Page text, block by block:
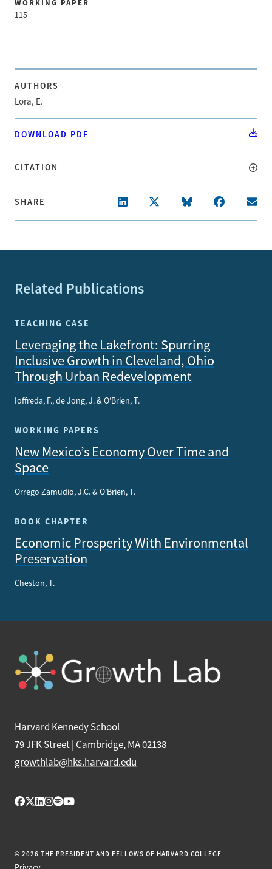
WORKING PAPER
115
AUTHORS
Lora, E.
DOWNLOAD PDF
CITATION
SHARE
Related Publications
TEACHING CASE
Leveraging the Lakefront: Spurring
Inclusive Growth in Cleveland, Ohio
Through Urban Redevelopment
Ioffreda, F., de Jong, J. & O'Brien, T.
WORKING PAPERS
New Mexico’s Economy Over Time and
Space
Orrego Zamudio, J.C. & O'Brien, T.
BOOK CHAPTER
Economic Prosperity With Environmental
Preservation
Cheston, T.
Harvard Kennedy School
79 JFK Street | Cambridge, MA 02138
growthlab@hks.harvard.edu
© 2026 THE PRESIDENT AND FELLOWS OF HARVARD COLLEGE